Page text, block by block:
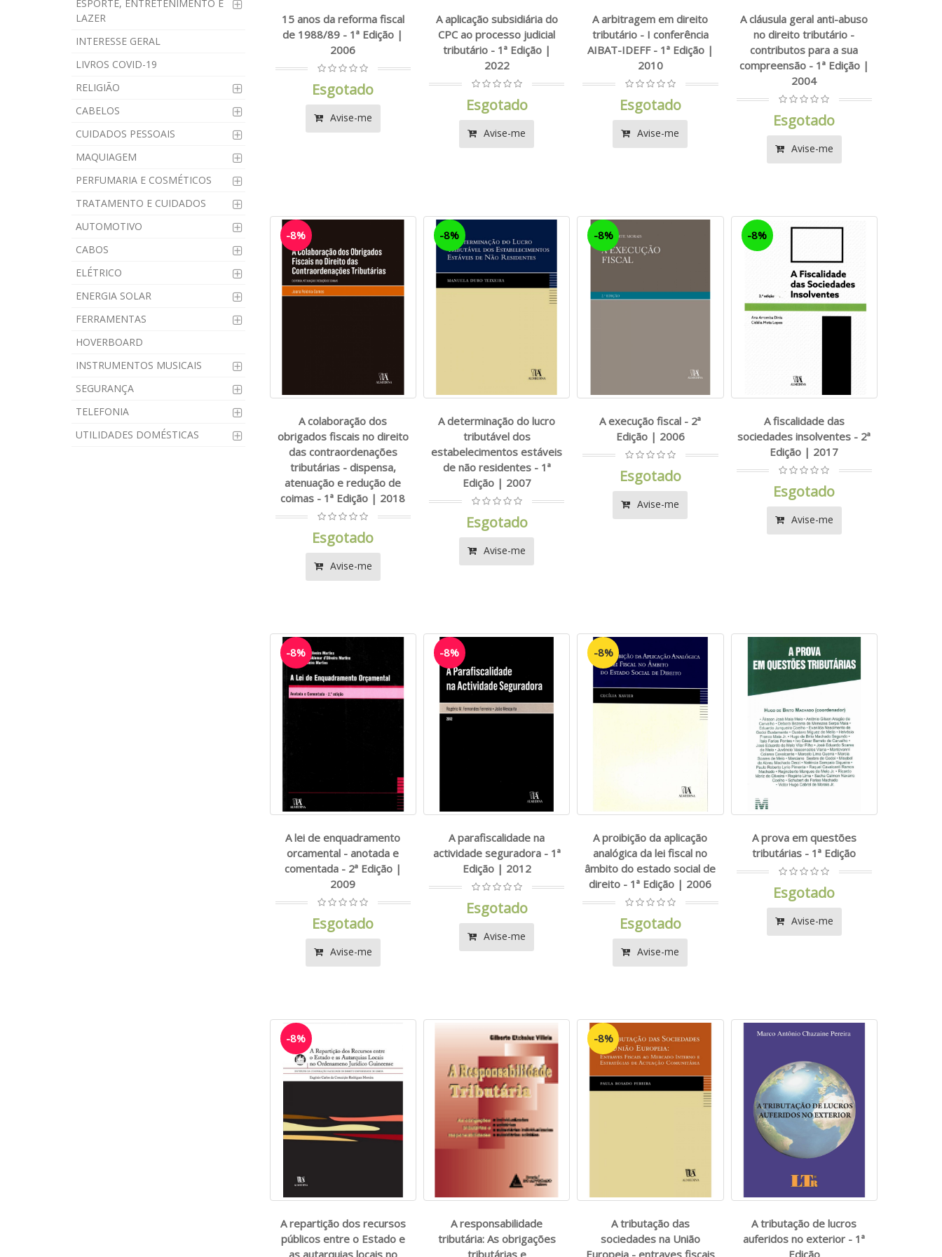
ESPORTE, ENTRETENIMENTO E
LAZER
INTERESSE GERAL
LIVROS COVID-19
RELIGIÃO
CABELOS
CUIDADOS PESSOAIS
MAQUIAGEM
PERFUMARIA E COSMÉTICOS
TRATAMENTO E CUIDADOS
AUTOMOTIVO
CABOS
ELÉTRICO
ENERGIA SOLAR
FERRAMENTAS
HOVERBOARD
INSTRUMENTOS MUSICAIS
SEGURANÇA
TELEFONIA
UTILIDADES DOMÉSTICAS
15 anos da reforma fiscal
de 1988/89 - 1ª Edição |
2006
Esgotado
Avise-me
A aplicação subsidiária do
CPC ao processo judicial
tributário - 1ª Edição |
2022
Esgotado
Avise-me
A arbitragem em direito
tributário - I conferência
AIBAT-IDEFF - 1ª Edição |
2010
Esgotado
Avise-me
A cláusula geral anti-abuso
no direito tributário -
contributos para a sua
compreensão - 1ª Edição |
2004
Esgotado
Avise-me
-8%
A colaboração dos
obrigados fiscais no direito
das contraordenações
tributárias - dispensa,
atenuação e redução de
coimas - 1ª Edição | 2018
Esgotado
Avise-me
-8%
A determinação do lucro
tributável dos
estabelecimentos estáveis
de não residentes - 1ª
Edição | 2007
Esgotado
Avise-me
-8%
A execução fiscal - 2ª
Edição | 2006
Esgotado
Avise-me
-8%
A fiscalidade das
sociedades insolventes - 2ª
Edição | 2017
Esgotado
Avise-me
-8%
A lei de enquadramento
orcamental - anotada e
comentada - 2ª Edição |
2009
Esgotado
Avise-me
-8%
A parafiscalidade na
actividade seguradora - 1ª
Edição | 2012
Esgotado
Avise-me
-8%
A proibição da aplicação
analógica da lei fiscal no
âmbito do estado social de
direito - 1ª Edição | 2006
Esgotado
Avise-me
A prova em questões
tributárias - 1ª Edição
Esgotado
Avise-me
-8%
A repartição dos recursos
públicos entre o Estado e
A responsabilidade
tributária: As obrigações
-8%
A tributação das
sociedades na União
A tributação de lucros
auferidos no exterior - 1ª